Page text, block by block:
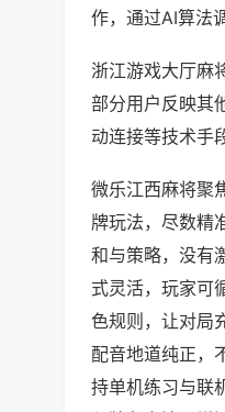
作，通过AI算法
浙江游戏大厅麻
部分用户反映其
动连接等技术手
微乐江西麻将聚
牌玩法，尽数精
和与策略，没有
式灵活，玩家可
色规则，让对局
配音地道纯正，
持单机练习与联